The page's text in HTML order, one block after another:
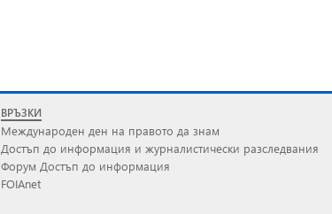
ВРЪЗКИ
Международен ден на правото да знам
Достъп до информация и журналистически разследвания
Форум Достъп до информация
FOIAnet